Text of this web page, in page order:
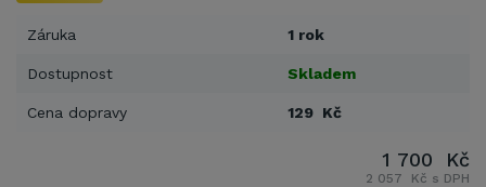
Záruka 1 rok
Dostupnost Skladem
Cena dopravy 129 Kč
1 700 Kč
2 057 Kč s DPH